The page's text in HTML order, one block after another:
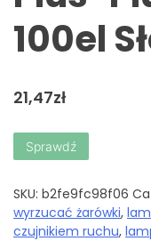
100el
21,47zł
Sprawdź
SKU: b2fe9fc98f06
wyrzucać żarówki,
czujnikiem ruchu,